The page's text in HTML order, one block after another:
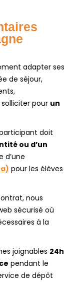
adapter ses
de séjour,
pour un
doit
ou d’un
d’une
pour les élèves
nous
sécurisé où
à la
joignables 24h
pendant le
de dépôt